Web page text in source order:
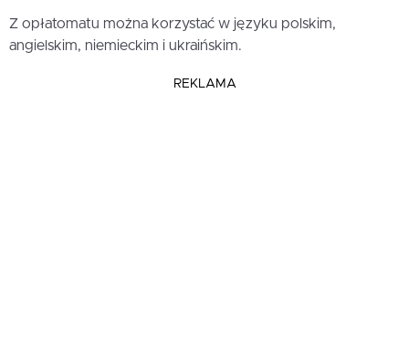
Z opłatomatu można korzystać w języku polskim,
angielskim, niemieckim i ukraińskim.
REKLAMA